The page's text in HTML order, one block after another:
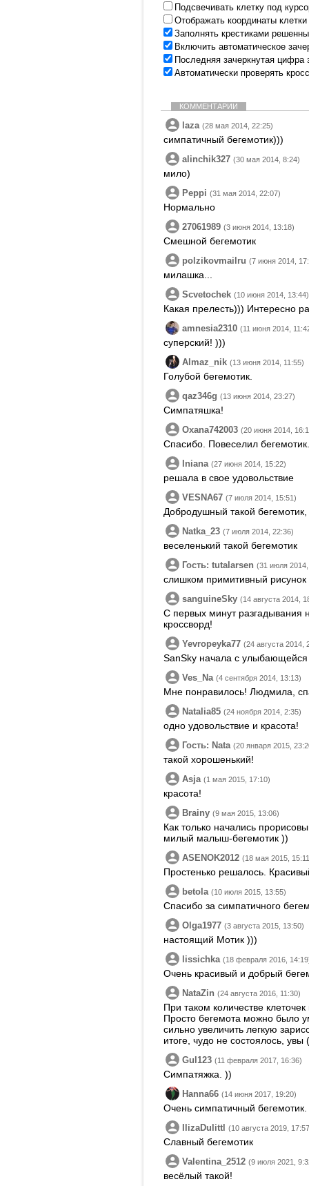
Подсвечивать клетку под
Отображать координаты
Заполнять крестиками
Включить автоматическое
Последняя зачеркнутая цифра
Автоматически проверять
КОММЕНТАРИИ
laza (28 мая 2014, 22:25)
симпатичный бегемотик)))
alinchik327 (30 мая 2014, 8:24)
мило)
Peppi (31 мая 2014, 22:07)
Нормально
27061989 (3 июня 2014, 13:18)
Смешной бегемотик
polzikovmailru (7 июня 2014,
милашка...
Scvetochek (10 июня 2014, 13:44)
Какая прелесть))) Интересно
amnesia2310 (11 июня 2014,
суперский! )))
Almaz_nik (13 июня 2014, 11:55)
Голубой бегемотик.
qaz346g (13 июня 2014, 23:27)
Симпатяшка!
Oxana742003 (20 июня 2014,
Спасибо. Повеселил
Iniana (27 июня 2014, 15:22)
решала в свое удовольствие
VESNA67 (7 июля 2014, 15:51)
Добродушный такой
Natka_23 (7 июля 2014, 22:36)
веселенький такой бегемотик
Гость: tutalarsen (31 июля
слишком примитивный рисунок
sanguineSky (14 августа 2014,
С первых минут
кроссворд!
Yevropeyka77 (24 августа 2014,
SanSky начала с
Ves_Na (4 сентября 2014, 13:13)
Мне понравилось! Людмила,
Natalia85 (24 ноября 2014, 2:35)
одно удовольствие и красота!
Гость: Nata (20 января 2015,
такой хорошенький!
Asja (1 мая 2015, 17:10)
красота!
Brainy (9 мая 2015, 13:06)
Как только начались
милый малыш-бегемотик ))
ASENOK2012 (18 мая 2015,
Простенько решалось.
betola (10 июля 2015, 13:55)
Спасибо за симпатичного
Olga1977 (3 августа 2015, 13:50)
настоящий Мотик )))
lissichka (18 февраля 2016,
Очень красивый и добрый
NataZin (24 августа 2016, 11:30)
При таком количестве
Просто бегемота можно было
сильно увеличить легкую
итоге, чудо не состоялось, увы
Gul123 (11 февраля 2017, 16:36)
Симпатяжка. ))
Hanna66 (14 июня 2017, 19:20)
Очень симпатичный
IlizaDulittl (10 августа 2019,
Славный бегемотик
Valentina_2512 (9 июля 2021,
весёлый такой!